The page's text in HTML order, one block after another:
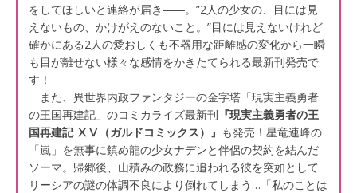
をしてほしいと連絡が届き――。”2人の少女の、目には見
えないもの、かけがえのないこと。”目には見えないけれど
確かにある2人の愛おしくも不器用な距離感の変化から一瞬
も目が離せない様々な感情をかきたてられる最新刊発売で
す！
また、異世界内政ファンタジーの金字塔「現実主義勇者
の王国再建記」のコミカライズ最新刊 『現実主義勇者の王
国再建記 ⅩⅤ（ガルドコミックス）』 も発売！星竜連峰の
「嵐」を無事に鎮め龍の少女ナデンと伴侶の契約を結んだ
ソーマ。帰郷後、山積みの政務に追われる彼を突如として
リーシアの謎の体調不良により倒れてしまう…「私のことは